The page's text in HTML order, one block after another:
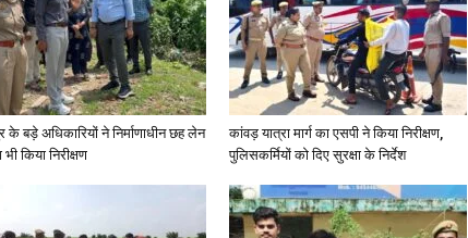
के बड़े अधिकारियों ने निर्माणाधीन छह लेन
किया निरीक्षण
कांवड़ यात्रा मार्ग का एसपी ने किया निरीक्षण,
पुलिसकर्मियों को दिए सुरक्षा के निर्देश